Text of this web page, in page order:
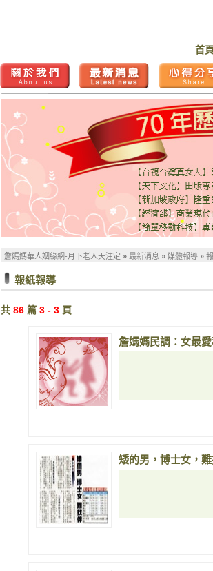
首
詹媽媽華人姻緣網-月下老人天注定 » 最新消息 » 媒體報導 »
報紙報導
共 86 篇 3 - 3 頁
詹媽媽民調：女最
矮的男，博士女，